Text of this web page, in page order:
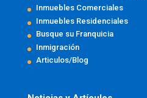
Inmuebles Comerciales
Inmuebles Residenciales
Busque su Franquicia
Inmigración
Articulos/Blog